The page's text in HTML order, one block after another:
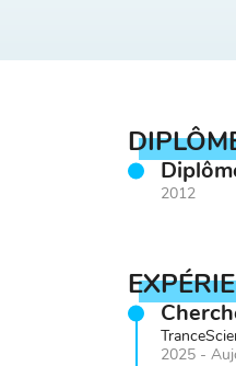
2012
2025 -